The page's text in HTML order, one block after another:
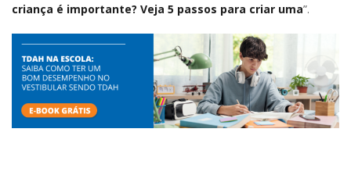
criança é importante? Veja 5 passos para criar uma”.